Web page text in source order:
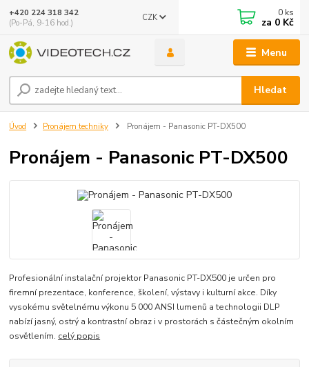
Menu
CZK
Hledat
+420 224 318 342
(Po-Pá, 9-16 hod.)
0 ks
za 0 Kč
Úvod Pronájem techniky Pronájem - Panasonic PT-DX500
Pronájem - Panasonic PT-DX500
Profesionální instalační projektor Panasonic PT-DX500 je určen pro
firemní prezentace, konference, školení, výstavy i kulturní akce. Díky
vysokému světelnému výkonu 5 000 ANSI lumenů a technologii DLP
nabízí jasný, ostrý a kontrastní obraz i v prostorách s částečným okolním
osvětlením. celý popis